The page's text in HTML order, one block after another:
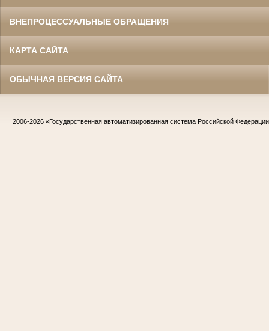
ВНЕПРОЦЕССУАЛЬНЫЕ ОБРАЩЕНИЯ
КАРТА САЙТА
ОБЫЧНАЯ ВЕРСИЯ САЙТА
2006-2026 «Государственная автоматизированная система Российской